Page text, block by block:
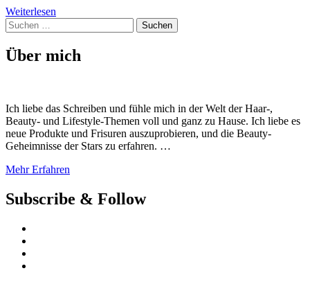
Weiterlesen
Suchen
nach:
Über mich
Ich liebe das Schreiben und fühle mich in der Welt der Haar-,
Beauty- und Lifestyle-Themen voll und ganz zu Hause. Ich liebe es
neue Produkte und Frisuren auszuprobieren, und die Beauty-
Geheimnisse der Stars zu erfahren. …
Mehr Erfahren
Subscribe & Follow